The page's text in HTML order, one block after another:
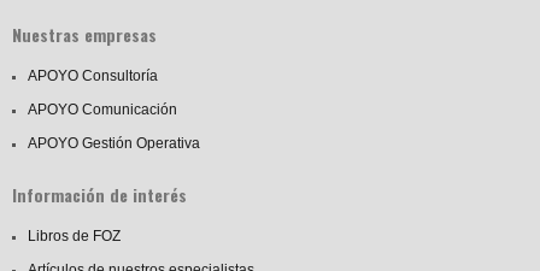
Nuestras empresas
APOYO Consultoría
APOYO Comunicación
APOYO Gestión Operativa
Información de interés
Libros de FOZ